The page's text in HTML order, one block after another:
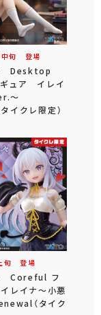
中旬 登場
Desktop
ュア イレイ
～
イクレ限定）
旬 登場
Coreful フ
レイナ～小悪
（タイク